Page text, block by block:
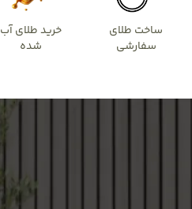
ساخت طلای
سفارشی
خرید طلای آب
شده